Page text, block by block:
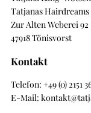
Tatjanas Hairdreams
Zur Alten Weberei 92
47918 Tönisvorst
Kontakt
Telefon: +49 (0) 2151
E-Mail: